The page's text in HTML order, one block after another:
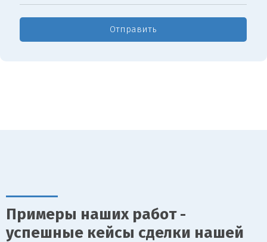
Отправить
Примеры наших работ -
успешные кейсы сделки нашей